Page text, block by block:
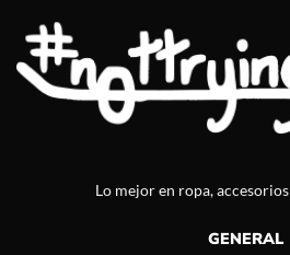
Lo mejor en ropa,
GENERAL